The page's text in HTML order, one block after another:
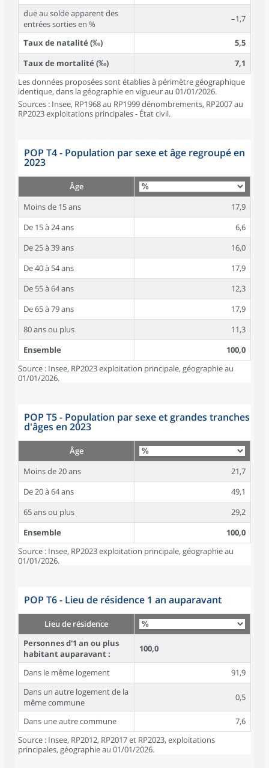
due au solde apparent des
entrées sorties en %
–1,7
Taux de natalité (‰)
5,5
Taux de mortalité (‰)
7,1
Les données proposées sont établies à périmètre géographique
identique, dans la géographie en vigueur au 01/01/2026.
Sources : Insee, RP1968 au RP1999 dénombrements, RP2007 au
RP2023 exploitations principales - État civil.
POP T4 - Population par sexe et âge regroupé en
2023
Âge
Moins de 15 ans
17,9
De 15 à 24 ans
6,6
De 25 à 39 ans
16,0
De 40 à 54 ans
17,9
De 55 à 64 ans
12,3
De 65 à 79 ans
17,9
80 ans ou plus
11,3
Ensemble
100,0
Source : Insee, RP2023 exploitation principale, géographie au
01/01/2026.
POP T5 - Population par sexe et grandes tranches
d'âges en 2023
Âge
Moins de 20 ans
21,7
De 20 à 64 ans
49,1
65 ans ou plus
29,2
Ensemble
100,0
Source : Insee, RP2023 exploitation principale, géographie au
01/01/2026.
POP T6 - Lieu de résidence 1 an auparavant
Lieu de résidence
Personnes d'1 an ou plus
habitant auparavant :
100,0
Dans le même logement
91,9
Dans un autre logement de la
même commune
0,5
Dans une autre commune
7,6
Source : Insee, RP2012, RP2017 et RP2023, exploitations
principales, géographie au 01/01/2026.